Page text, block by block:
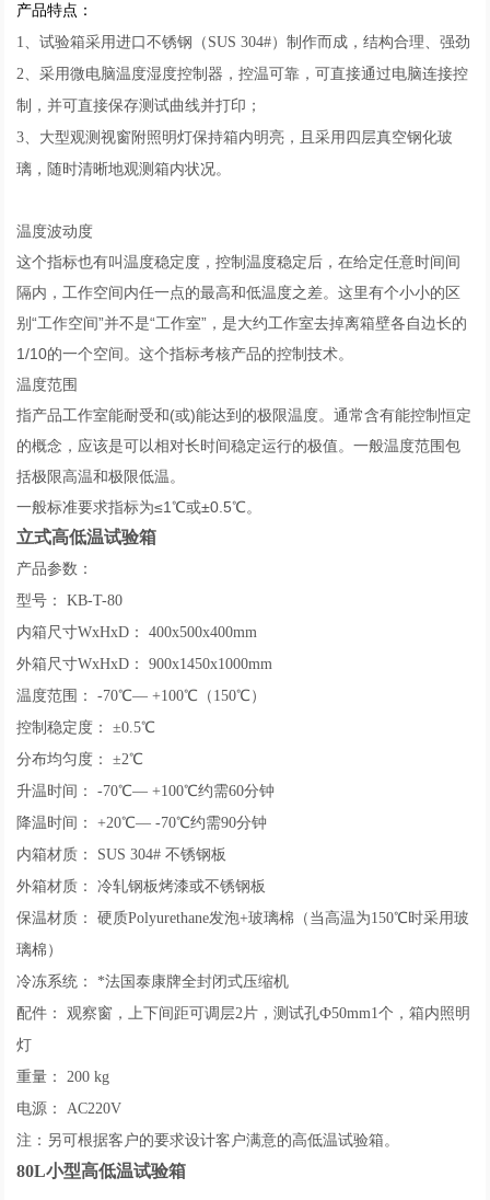
产品特点：
1、试验箱采用进口不锈钢（SUS 304#）制作而成，结构合理、强劲
2、采用微电脑温度湿度控制器，控温可靠，可直接通过电脑连接控
制，并可直接保存测试曲线并打印；
3、大型观测视窗附照明灯保持箱内明亮，且采用四层真空钢化玻
璃，随时清晰地观测箱内状况。
温度波动度
这个指标也有叫温度稳定度，控制温度稳定后，在给定任意时间间
隔内，工作空间内任一点的最高和低温度之差。这里有个小小的区
别“工作空间”并不是“工作室”，是大约工作室去掉离箱壁各自边长的
1/10的一个空间。这个指标考核产品的控制技术。
温度范围
指产品工作室能耐受和(或)能达到的极限温度。通常含有能控制恒定
的概念，应该是可以相对长时间稳定运行的极值。一般温度范围包
括极限高温和极限低温。
一般标准要求指标为≤1℃或±0.5℃。
立式高低温试验箱
产品参数：
型号： KB-T-80
内箱尺寸WxHxD： 400x500x400mm
外箱尺寸WxHxD： 900x1450x1000mm
温度范围： -70℃— +100℃（150℃）
控制稳定度： ±0.5℃
分布均匀度： ±2℃
升温时间： -70℃— +100℃约需60分钟
降温时间： +20℃— -70℃约需90分钟
内箱材质： SUS 304# 不锈钢板
外箱材质： 冷轧钢板烤漆或不锈钢板
保温材质： 硬质Polyurethane发泡+玻璃棉（当高温为150℃时采用玻
璃棉）
冷冻系统： *法国泰康牌全封闭式压缩机
配件： 观察窗，上下间距可调层2片，测试孔Ф50mm1个，箱内照明
灯
重量： 200 kg
电源： AC220V
注：另可根据客户的要求设计客户满意的高低温试验箱。
80L小型高低温试验箱